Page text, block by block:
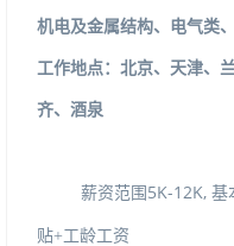
机电及金属结构、电气类
工作地点：北京、天津、
齐、酒泉
薪资范围5K-12K,基
贴+工龄工资